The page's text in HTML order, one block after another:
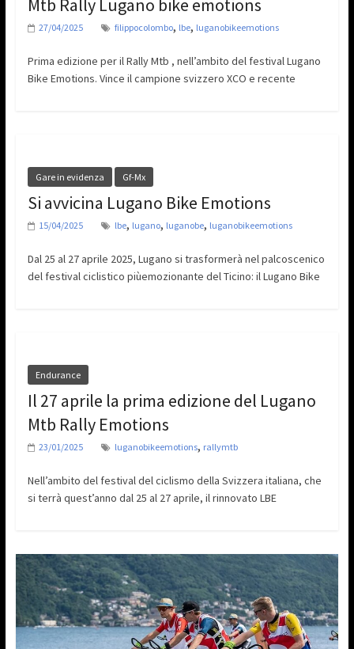
Mtb Rally Lugano bike emotions
27/04/2025 filippocolombo, lbe, luganobikeemotions
Prima edizione per il Rally Mtb , nell’ambito del festival Lugano
Bike Emotions. Vince il campione svizzero XCO e recente
Gare in evidenza Gf-Mx
Si avvicina Lugano Bike Emotions
15/04/2025 lbe, lugano, luganobe, luganobikeemotions
Dal 25 al 27 aprile 2025, Lugano si trasformerà nel palcoscenico
del festival ciclistico piùemozionante del Ticino: il Lugano Bike
Endurance
Il 27 aprile la prima edizione del Lugano
Mtb Rally Emotions
23/01/2025 luganobikeemotions, rallymtb
Nell’ambito del festival del ciclismo della Svizzera italiana, che
si terrà quest’anno dal 25 al 27 aprile, il rinnovato LBE